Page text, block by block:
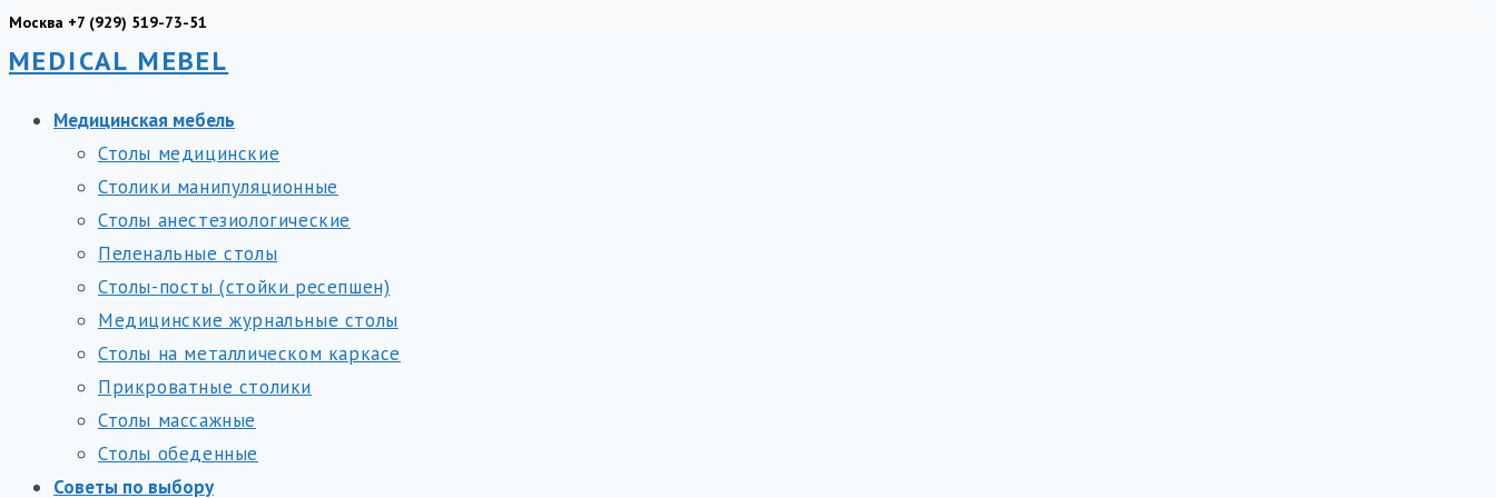
Перейти
к
Москва +7 (929) 519-73-51
MEDICAL MEBEL
Медицинская мебель
Столы медицинские
Столики манипуляционные
Столы анестезиологические
Пеленальные столы
Столы-посты (стойки ресепшен)
Медицинские журнальные столы
Столы на металлическом каркасе
Прикроватные столики
Столы массажные
Столы обеденные
Советы по выбору